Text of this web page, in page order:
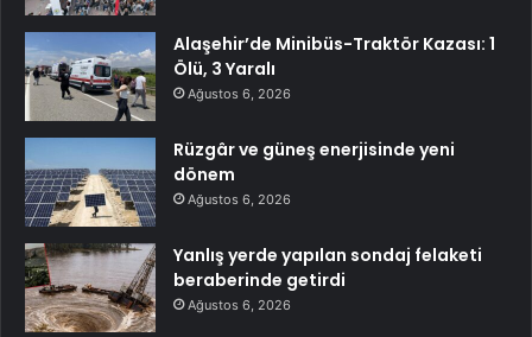
Alaşehir’de Minibüs-Traktör Kazası: 1
Ölü, 3 Yaralı
Ağustos 6, 2026
Rüzgâr ve güneş enerjisinde yeni
dönem
Ağustos 6, 2026
Yanlış yerde yapılan sondaj felaketi
beraberinde getirdi
Ağustos 6, 2026